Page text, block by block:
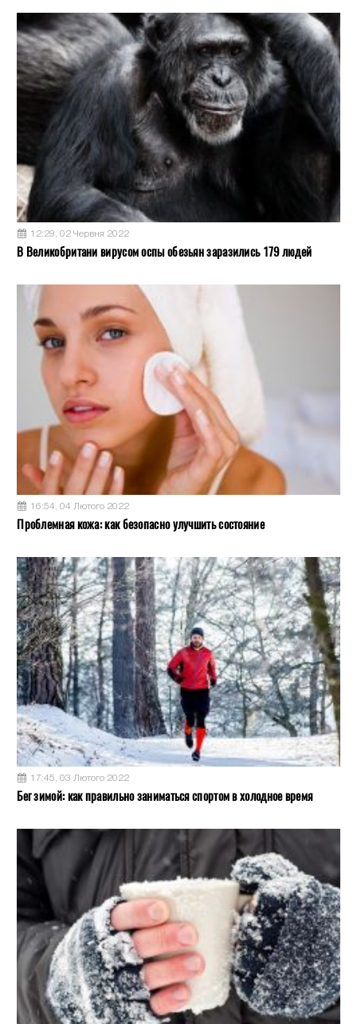
12:29, 02 Червня 2022
В Великобритани вирусом оспы обезьян заразились 179 людей
16:54, 04 Лютого 2022
Проблемная кожа: как безопасно улучшить состояние
17:45, 03 Лютого 2022
Бег зимой: как правильно заниматься спортом в холодное время